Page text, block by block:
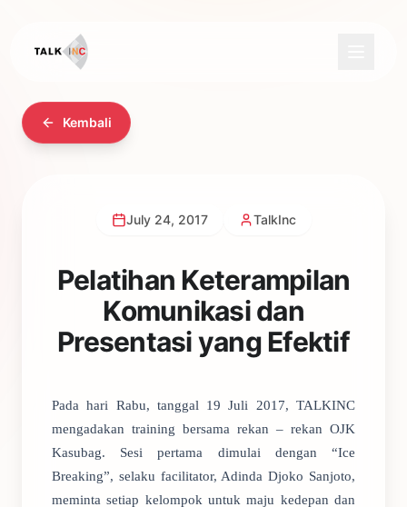
Kembali
July 24, 2017 TalkInc
Pelatihan Keterampilan
Komunikasi dan
Presentasi yang Efektif
Pada hari Rabu, tanggal 19 Juli 2017, TALKINC
mengadakan training bersama rekan – rekan OJK
Kasubag. Sesi pertama dimulai dengan “Ice
Breaking”, selaku facilitator, Adinda Djoko Sanjoto,
meminta setiap kelompok untuk maju kedepan dan